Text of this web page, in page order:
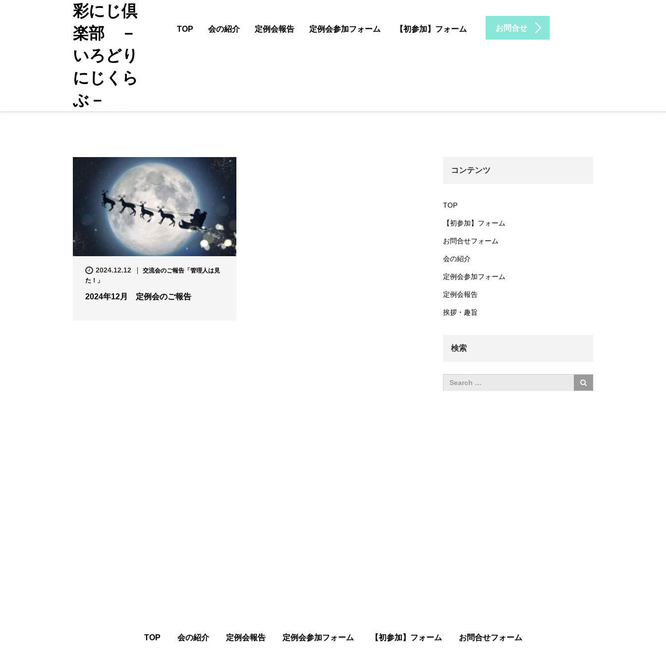
彩にじ倶
楽部 －
いろどり
にじくら
ぶ－
TOP 会の紹介 定例会報告 定例会参加フォーム 【初参加】フォーム お問合せ
ホーム
2024.12.12
交流会のご報告「管理人は見
た！」
2024年12月 定例会のご報告
コンテンツ
TOP
【初参加】フォーム
お問合せフォーム
会の紹介
定例会参加フォーム
定例会報告
挨拶・趣旨
検索
TOP 会の紹介 定例会報告 定例会参加フォーム 【初参加】フォーム お問合せフォーム